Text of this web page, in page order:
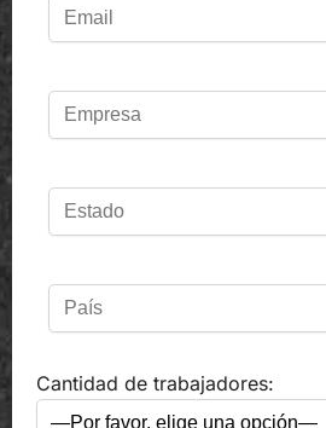
Cantidad de trabajadores: